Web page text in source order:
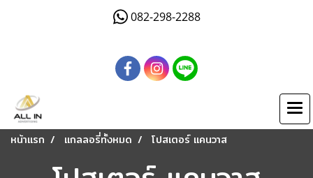
082-298-2288
หน้าแรก แกลลอรี่ทั้งหมด โปสเตอร์ แคนวาส